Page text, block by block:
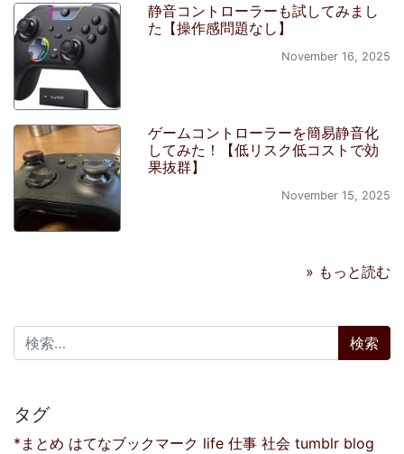
静音コントローラーも試してみまし
た【操作感問題なし】
November 16, 2025
ゲームコントローラーを簡易静音化
してみた！【低リスク低コストで効
果抜群】
November 15, 2025
» もっと読む
検索:
タグ
*まとめ はてなブックマーク life 仕事 社会 tumblr blog